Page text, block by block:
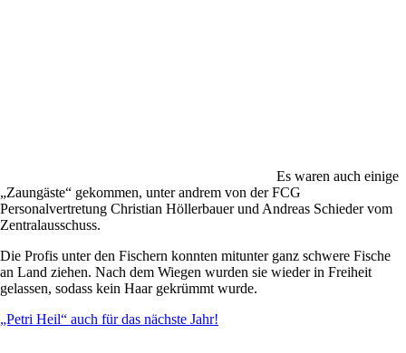
Es waren auch einige
„Zaungäste“ gekommen, unter andrem von der FCG
Personalvertretung Christian Höllerbauer und Andreas Schieder vom
Zentralausschuss.
Die Profis unter den Fischern konnten mitunter ganz schwere Fische
an Land ziehen. Nach dem Wiegen wurden sie wieder in Freiheit
gelassen, sodass kein Haar gekrümmt wurde.
„Petri Heil“ auch für das nächste Jahr!